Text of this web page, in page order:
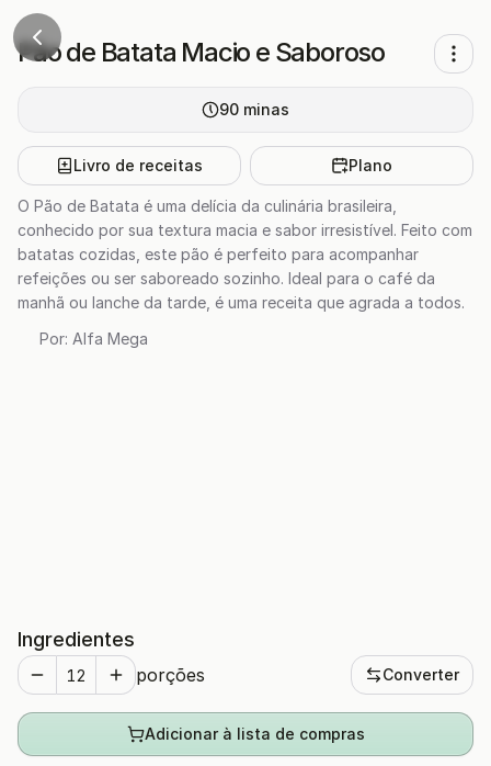
Pão de Batata Macio e Saboroso
90 minas
Livro de receitas Plano
O Pão de Batata é uma delícia da culinária brasileira,
conhecido por sua textura macia e sabor irresistível. Feito com
batatas cozidas, este pão é perfeito para acompanhar
refeições ou ser saboreado sozinho. Ideal para o café da
manhã ou lanche da tarde, é uma receita que agrada a todos.
Por: Alfa Mega
Ingredientes
porções Converter
Adicionar à lista de compras